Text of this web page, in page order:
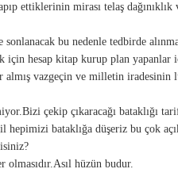
ettiklerinin mirası telaş
bu nedenle tedbirde
hesap kitap kurup plan yapanlar
almış vazgeçin ve milletin iradesinin
çekip çıkaracağı bataklığı
hepimizi bataklığa düşeriz bu çok
hüzün budur.